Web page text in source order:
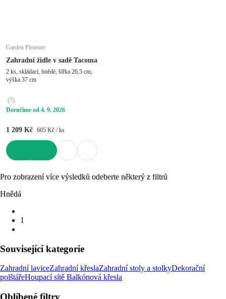
Garden Pleasure
Zahradní židle v sadě Tacoma
2 ks, skládací, hnědé, šířka 26,5 cm,
výška 37 cm
(7)
Doručíme od 4. 9. 2026
1 209 Kč 605 Kč / ks
Pro zobrazení více výsledků odeberte některý z filtrů
Hnědá
1
Související kategorie
Zahradní laviceZahradní křeslaZahradní stoly a stolkyDekorační
polštářeHoupací sítě Balkónová křesla
Oblíbené filtry